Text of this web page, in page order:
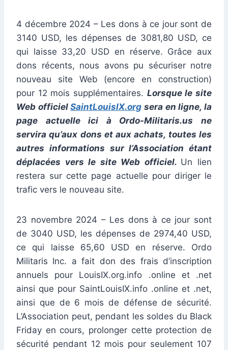
4 décembre 2024 – Les dons à ce jour sont de
3140 USD, les dépenses de 3081,80 USD, ce
qui laisse 33,20 USD en réserve. Grâce aux
dons récents, nous avons pu sécuriser notre
nouveau site Web (encore en construction)
pour 12 mois supplémentaires. Lorsque le site
Web officielSaintLouisIX.org sera en ligne, la
page actuelle ici à Ordo-Militaris.us ne
servira qu’aux dons et aux achats, toutes les
autres informations sur l’Association étant
déplacées vers le site Web officiel. Un lien
restera sur cette page actuelle pour diriger le
trafic vers le nouveau site.
23 novembre 2024 – Les dons à ce jour sont
de 3040 USD, les dépenses de 2974,40 USD,
ce qui laisse 65,60 USD en réserve. Ordo
Militaris Inc. a fait don des frais d’inscription
annuels pour LouisIX.org.info .online et .net
ainsi que pour SaintLouisIX.info .online et .net,
ainsi que de 6 mois de défense de sécurité.
L’Association peut, pendant les soldes du Black
Friday en cours, prolonger cette protection de
sécurité pendant 12 mois pour seulement 107